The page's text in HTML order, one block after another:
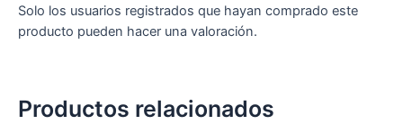
Solo los usuarios registrados que hayan comprado este
producto pueden hacer una valoración.
Productos relacionados